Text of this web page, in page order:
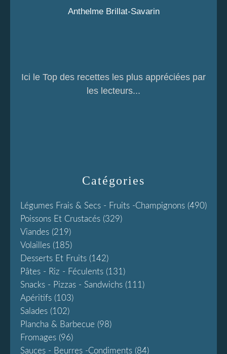
Catégories
Légumes Frais & Secs - Fruits -champignons (490)
Poissons Et Crustacés (329)
Viandes (219)
Volailles (185)
Desserts Et Fruits (142)
Pâtes - Riz - Féculents (131)
Snacks - Pizzas - Sandwichs (111)
Apéritifs (103)
Salades (102)
Plancha & Barbecue (98)
Fromages (96)
Sauces - Beurres -condiments (84)
Anthelme Brillat-Savarin
Ici le Top des recettes les plus appréciées par
les lecteurs...